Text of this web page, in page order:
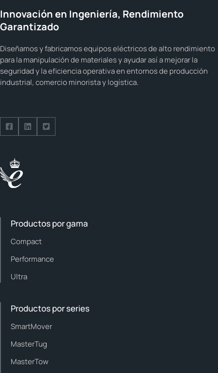
Innovación en Ingeniería, Rendimiento
Garantizado
Diseñamos y fabricamos equipos eléctricos de alto rendimiento
para la manipulación de materiales y ayudar así a mejorar la
seguridad y la eficiencia operativa en entornos de producción
industrial, comercio minorista y logística.
Síguenos en Facebook
Síguenos en LinkedIn
Síguenos en Twitter
Productos por gama
Compact
Performance
Ultra
Productos por series
SmartMover
MasterTug
MasterTow